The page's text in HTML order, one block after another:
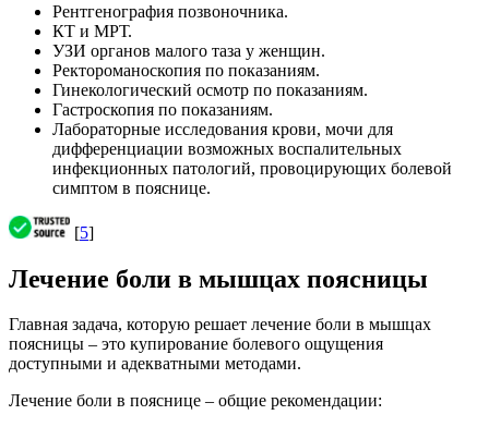
Рентгенография позвоночника.
КТ и МРТ.
УЗИ органов малого таза у женщин.
Ректороманоскопия по показаниям.
Гинекологический осмотр по показаниям.
Гастроскопия по показаниям.
Лабораторные исследования крови, мочи для
дифференциации возможных воспалительных
инфекционных патологий, провоцирующих болевой
симптом в пояснице.
[5]
Лечение боли в мышцах поясницы
Главная задача, которую решает лечение боли в мышцах
поясницы – это купирование болевого ощущения
доступными и адекватными методами.
Лечение боли в пояснице – общие рекомендации: